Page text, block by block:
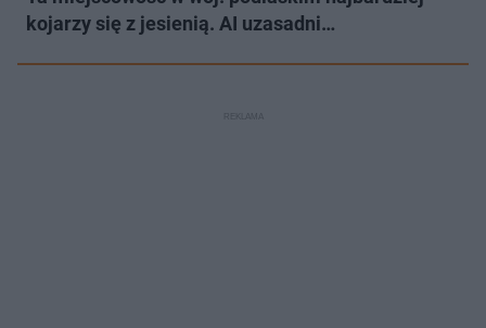
kojarzy się z jesienią. AI uzasadni…